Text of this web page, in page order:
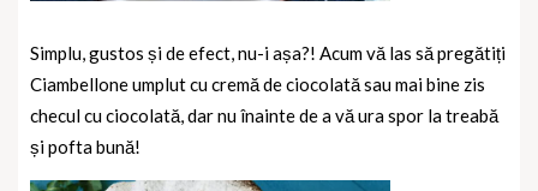
Simplu, gustos și de efect, nu-i așa?! Acum vă las să pregătiți
Ciambellone umplut cu cremă de ciocolată sau mai bine zis
checul cu ciocolată, dar nu înainte de a vă ura spor la treabă
și pofta bună!